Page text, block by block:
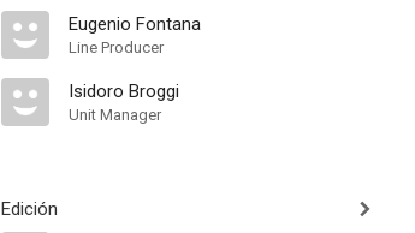
Eugenio Fontana
Line Producer
Isidoro Broggi
Unit Manager
Edición